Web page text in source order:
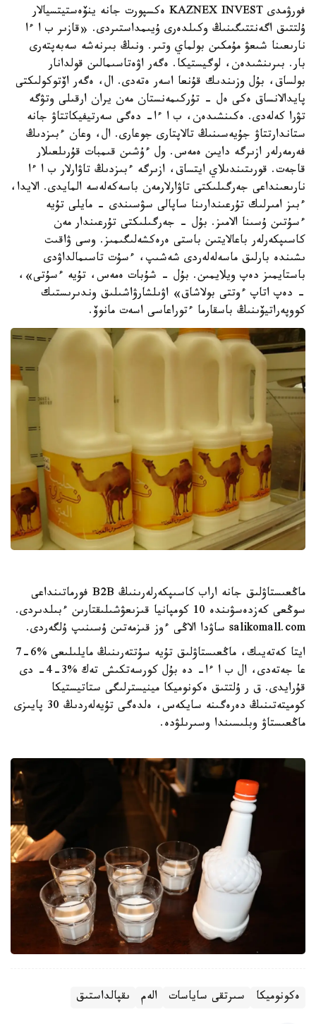
فورۋمدى KAZNEX INVEST ەكسپورت جانە ينۆەستيتسيالار
ۇلتتىق اگەنتتىگىنىڭ وكىلدەرى ۇيىمداستىردى. «قازىر ب ا ءا
نارىعىنا شىعۋ مۇمكىن بولماي وتىر. ونىڭ بىرنەشە سەبەپتەرى
بار. بىرىنشىدەن، لوگيستيكا. ەگەر اۋەتاسىمالىن قولدانار
بولساق، بۇل وزىندىك قۇنعا اسەر ەتەدى. ال، ەگەر اۆتوكولىكتى
پايدالانساق ەكى ەل - تۇركىمەنستان مەن يران ارقىلى وتۋگە
تۋرا كەلەدى. ەكىنشىدەن، ب ا ءا- دەگى سەرتيفيكاتتاۋ جانە
ستاندارتتاۋ جۇيەسىنىڭ تالاپتارى جوعارى. ال، وعان ءبىزدىڭ
فەرمەرلەر ازىرگە دايىن ەمەس. ول ءۇشىن قىمبات قۇرىلعىلار
قاجەت. قورىتىندىلاي ايتساق، ازىرگە ءبىزدىڭ تاۋارلار ب ا ءا
نارىعىنداعى جەرگىلىكتى تاۋارلارمەن باسەكەلەسە المايدى. الايدا،
ءبىز امىرلىك تۇرعىندارىنا ساپالى سۋسىندى - مايلى تۇيە
ءسۇتىن ۇسىنا الامىز. بۇل - جەرگىلىكتى تۇرعىندار مەن
كاسىپكەرلەر باعالايتىن باستى ەرەكشەلىگىمىز. وسى ۋاقىت
ىشىندە بارلىق ماسەلەلەردى شەشىپ، ءسۇت تاسىمالداۋدى
باستايمىز دەپ ويلايمىن. بۇل - شۇبات ەمەس، تۇيە ءسۇتى»،
- دەپ اتاپ ءوتتى بولاشاق» اۋىلشارۋاشىلىق وندىرىستىك
كووپەراتيۆىنىڭ باسقارما ءتوراعاسى اسەت مانوۆ.
ماڭعىستاۋلىق جانە اراب كاسىپكەرلەرىنىڭ B2B فورماتىنداعى
سوڭعى كەزدەسۋىندە 10 كومپانيا قىزىعۋشىلىقتارىن ءبىلدىردى.
salikomall.com ساۋدا الاڭى ءوز قىزمەتىن ۇسىنىپ ۇلگەردى.
ايتا كەتەيىك، ماڭعىستاۋلىق تۇيە سۇتتەرىنىڭ مايلىلىعى %6-7
عا جەتەدى، ال ب ا ءا- دە بۇل كورسەتكىش تەك %3-4- دى
قۇرايدى. ق ر ۇلتتىق ەكونوميكا مينيسترلىگى ستاتيستيكا
كوميتەتىنىڭ دەرەگىنە سايكەس، ەلدەگى تۇيەلەردىڭ 30 پايىزى
ماڭعىستاۋ وبلىسىندا وسىرىلۋدە.
ەكونوميكا سىرتقى ساياسات الەم ىقپالداستىق